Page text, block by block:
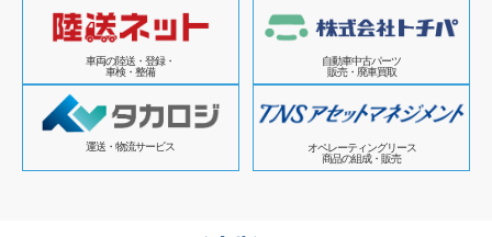
車両の陸送・登録・
車検・整備
自動車中古パーツ
販売・廃車買取
運送・物流サービス
オペレーティングリース
商品の組成・販売